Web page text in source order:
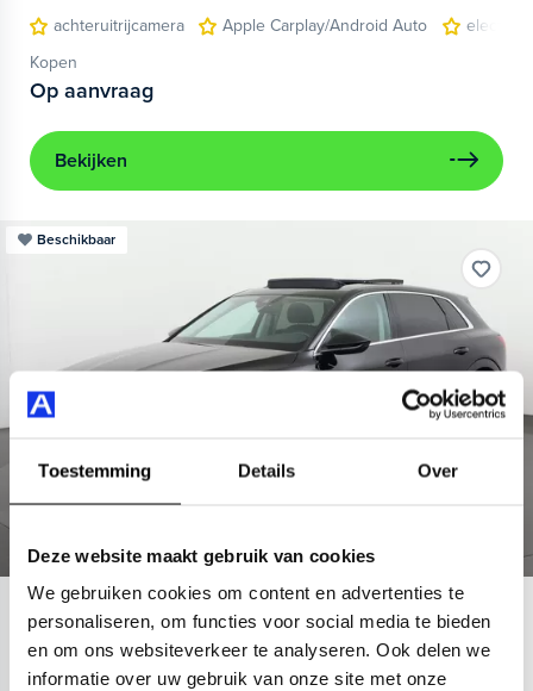
Toestemming Details Over
Deze website maakt gebruik van cookies
We gebruiken cookies om content en advertenties te
personaliseren, om functies voor social media te bieden
en om ons websiteverkeer te analyseren. Ook delen we
informatie over uw gebruik van onze site met onze
achteruitrijcamera
Apple Carplay/Android Auto
Kopen
Op aanvraag
Bekijken
Beschikbaar
Audi e-tron
55 quattro Advanced 95 kWh